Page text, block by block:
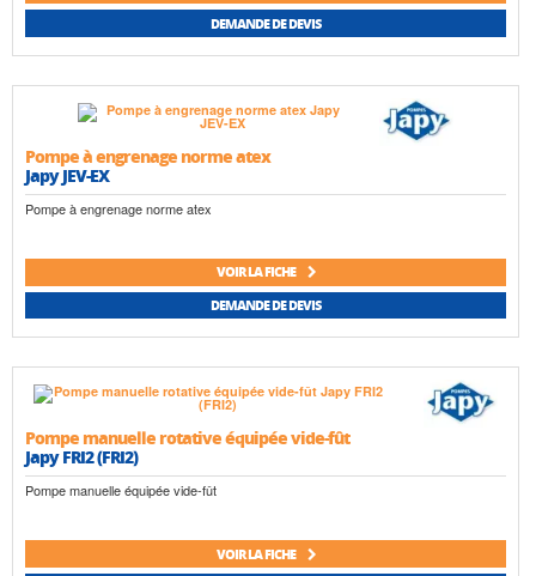
DEMANDE DE DEVIS
Pompe à engrenage norme atex
Japy JEV-EX
Pompe à engrenage norme atex
VOIR LA FICHE
DEMANDE DE DEVIS
Pompe manuelle rotative équipée vide-fût
Japy FRI2 (FRI2)
Pompe manuelle équipée vide-fût
VOIR LA FICHE